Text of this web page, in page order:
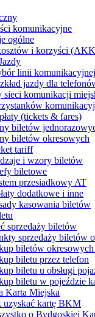
komunikacyjne
ogólne
i korzyści
linii komunikacyjnej
jazdy dla
sieci komunikacji
(tickets & fares)
biletów
biletów okresowych
tariff
i wzory biletów
biletowe
przesiadkowy AT
dodatkowe i inne
kasowania biletów
sprzedaży biletów
sprzedaży biletów
biletów
biletu przez telefon
biletu u obsługi
biletu w pojeździe
Karta Miejska
uzyskać kartę BKM
o Bydgoskiej